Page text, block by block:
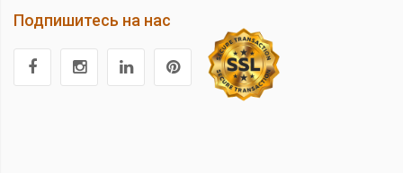
Подпишитесь на нас